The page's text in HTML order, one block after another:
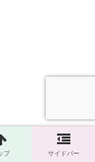
プ サイドバー